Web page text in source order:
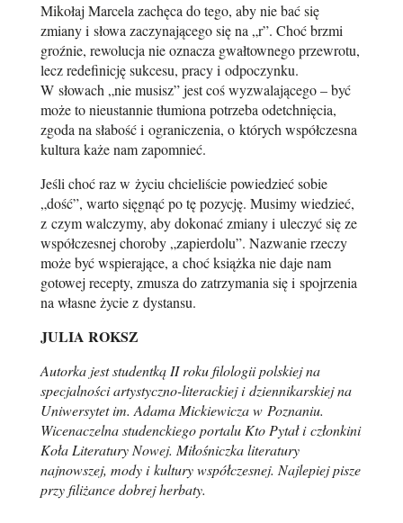
Mikołaj Marcela zachęca do tego, aby nie bać się
zmiany i słowa zaczynającego się na „r”. Choć brzmi
groźnie, rewolucja nie oznacza gwałtownego przewrotu,
lecz redefinicję sukcesu, pracy i odpoczynku.
W słowach „nie musisz” jest coś wyzwalającego – być
może to nieustannie tłumiona potrzeba odetchnięcia,
zgoda na słabość i ograniczenia, o których współczesna
kultura każe nam zapomnieć.
Jeśli choć raz w życiu chcieliście powiedzieć sobie
„dość”, warto sięgnąć po tę pozycję. Musimy wiedzieć,
z czym walczymy, aby dokonać zmiany i uleczyć się ze
współczesnej choroby „zapierdolu”. Nazwanie rzeczy
może być wspierające, a choć książka nie daje nam
gotowej recepty, zmusza do zatrzymania się i spojrzenia
na własne życie z dystansu.
JULIA ROKSZ
Autorka jest studentką II roku filologii polskiej na
specjalności artystyczno-literackiej i dziennikarskiej na
Uniwersytet im. Adama Mickiewicza w Poznaniu.
Wicenaczelna studenckiego portalu Kto Pytał i członkini
Koła Literatury Nowej. Miłośniczka literatury
najnowszej, mody i kultury współczesnej. Najlepiej pisze
przy filiżance dobrej herbaty.